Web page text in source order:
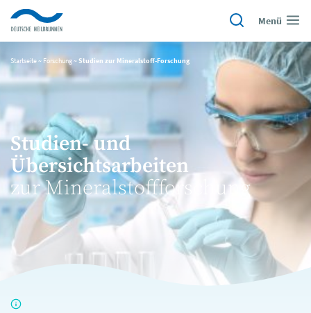
Menü
Startseite~ Forschung~ Studien zur Mineralstoff-Forschung
Studien- und
Übersichtsarbeiten
zur Mineralstoffforschung